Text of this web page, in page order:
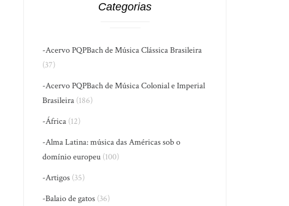
Categorias
-Acervo PQPBach de Música Clássica Brasileira
(37)
-Acervo PQPBach de Música Colonial e Imperial
Brasileira (186)
-África (12)
-Alma Latina: música das Américas sob o
domínio europeu (100)
-Artigos (35)
-Balaio de gatos (36)